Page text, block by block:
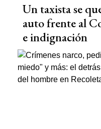
Un taxista se
auto frente al
e indignación